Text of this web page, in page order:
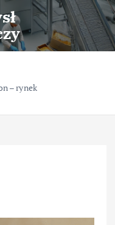
– rynek